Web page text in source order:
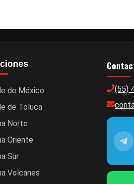
de México
de Toluca
Norte
Oriente
Sur
Volcanes
(55)